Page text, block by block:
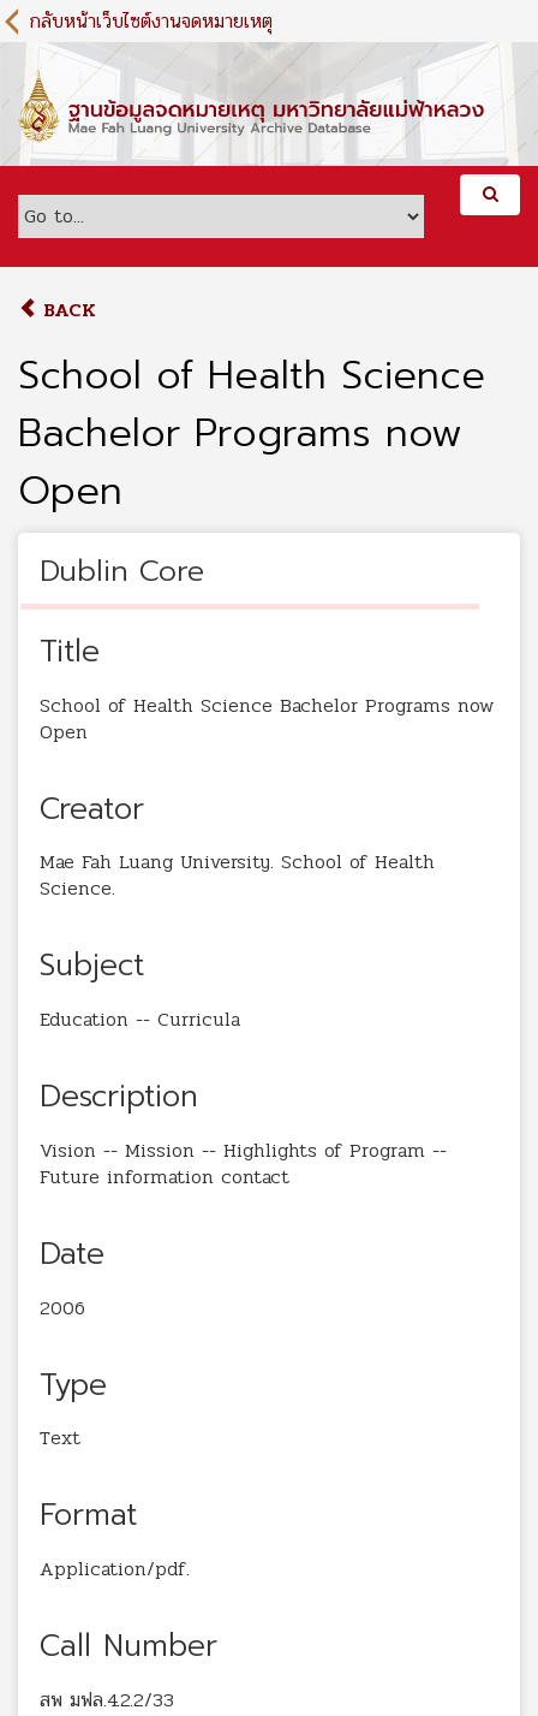
S
k
m
c
กลับหน้าเว็บไซต์งานจดหมายเหตุ
BACK
School of Health Science
Bachelor Programs now
Open
Dublin Core
Title
School of Health Science Bachelor Programs now
Open
Creator
Mae Fah Luang University. School of Health
Science.
Subject
Education -- Curricula
Description
Vision -- Mission -- Highlights of Program --
Future information contact
Date
2006
Type
Text
Format
Application/pdf.
Call Number
สพ มฟล.4.2.2/33